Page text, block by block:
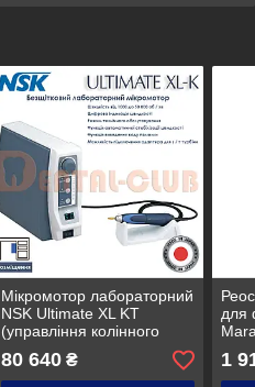
Мікромотор лабораторний
NSK Ultimate XL KT
(управління колінного
типу) 50.000 об/хв NSK
Японія Ультімейт НСК
80 640₴
для
1